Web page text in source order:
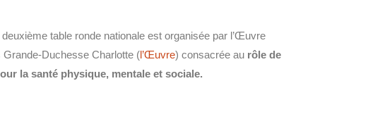
table ronde nationale est organisée par l’Œuvre
Grande-Duchesse Charlotte (l’Œuvre) consacrée au rôle de
la santé physique, mentale et sociale.